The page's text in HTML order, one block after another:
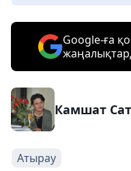
Google-ға
Камшат
Атырау